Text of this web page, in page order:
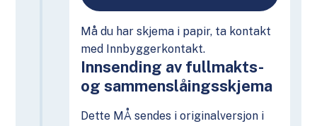
Må du har skjema i papir, ta kontakt
med Innbyggerkontakt.
Innsending av fullmakts-
og sammenslåingsskjema
Dette MÅ sendes i originalversjon i